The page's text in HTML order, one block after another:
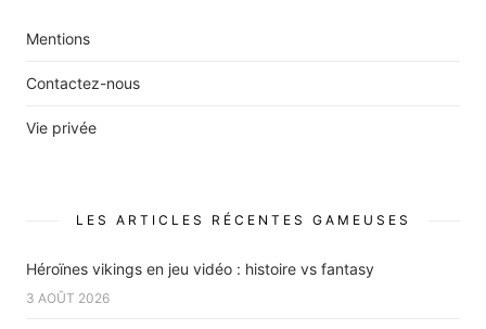
Mentions
Contactez-nous
Vie privée
LES ARTICLES RÉCENTES GAMEUSES
Héroïnes vikings en jeu vidéo : histoire vs fantasy
3 AOÛT 2026